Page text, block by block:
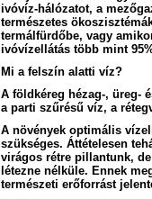
ivóvíz-hálózatot, a
természetes
termálfürdőbe, vagy
ivóvízellátás több mint
Mi a felszín alatti víz?
A földkéreg hézag-, üreg-
a parti szűrésű víz, a
A növények optimális
szükséges. Áttételesen
virágos rétre pillantunk,
létezne nélküle. Ennek
természeti erőforrást